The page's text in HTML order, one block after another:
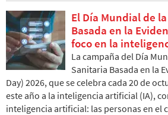
El Día Mundial de
Basada en la
foco en la
La campaña del Día
Sanitaria Basada en la
Day) 2026, que se celebra cada 20 de
este año a la inteligencia artificial (IA),
inteligencia artificial: las personas en el